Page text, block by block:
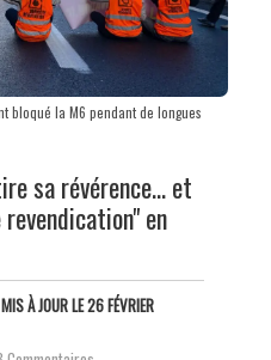
bloqué la M6 pendant de longues
sa révérence... et
en
À JOUR LE 26 FÉVRIER